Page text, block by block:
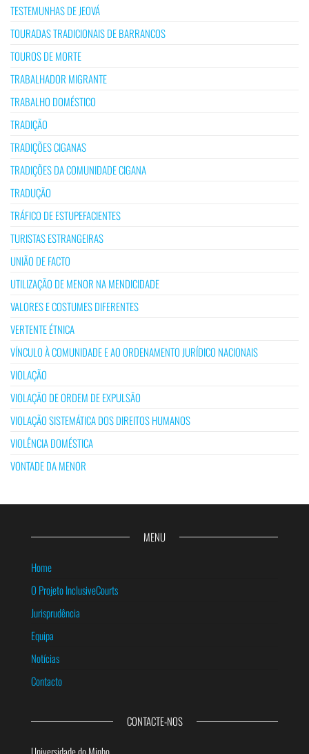
TESTEMUNHAS DE JEOVÁ
TOURADAS TRADICIONAIS DE BARRANCOS
TOUROS DE MORTE
TRABALHADOR MIGRANTE
TRABALHO DOMÉSTICO
TRADIÇÃO
TRADIÇÕES CIGANAS
TRADIÇÕES DA COMUNIDADE CIGANA
TRADUÇÃO
TRÁFICO DE ESTUPEFACIENTES
TURISTAS ESTRANGEIRAS
UNIÃO DE FACTO
UTILIZAÇÃO DE MENOR NA MENDICIDADE
VALORES E COSTUMES DIFERENTES
VERTENTE ÉTNICA
VÍNCULO À COMUNIDADE E AO ORDENAMENTO JURÍDICO NACIONAIS
VIOLAÇÃO
VIOLAÇÃO DE ORDEM DE EXPULSÃO
VIOLAÇÃO SISTEMÁTICA DOS DIREITOS HUMANOS
VIOLÊNCIA DOMÉSTICA
VONTADE DA MENOR
MENU
Home
O Projeto InclusiveCourts
Jurisprudência
Equipa
Notícias
Contacto
CONTACTE-NOS